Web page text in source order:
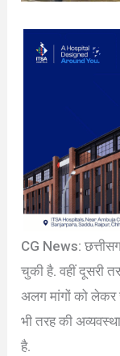
CG News:
चुकी है. वहीं दूसरी
अलग मांगों को लेकर
भी तरह की
है.